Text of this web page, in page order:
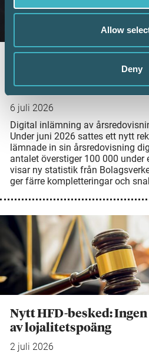
Allow
Deny
utvecklingen
6 juli 2026
Digital inlämning av
Under juni 2026 sattes ett nytt
lämnade in sin årsredovisning
antalet överstiger 100 000
visar ny statistik från
ger färre kompletteringar och
Nytt HFD-besked:
av lojalitetspoäng
2 juli 2026